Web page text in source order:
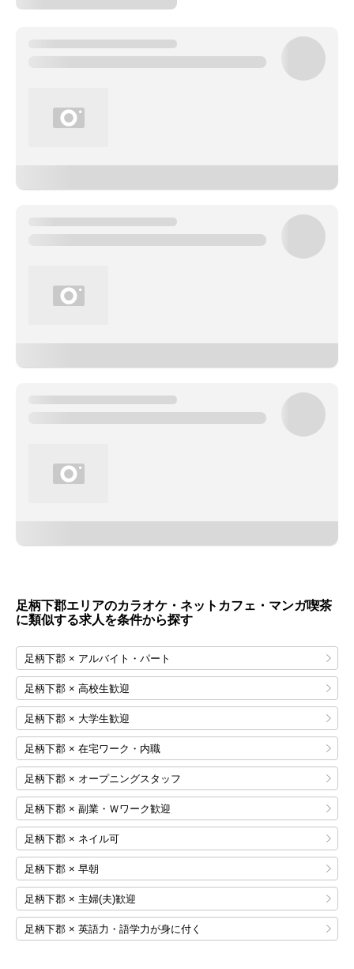
足柄下郡エリアのカラオケ・ネットカフェ・マンガ喫茶
に類似する求人を条件から探す
足柄下郡 × アルバイト・パート
足柄下郡 × 高校生歓迎
足柄下郡 × 大学生歓迎
足柄下郡 × 在宅ワーク・内職
足柄下郡 × オープニングスタッフ
足柄下郡 × 副業・Ｗワーク歓迎
足柄下郡 × ネイル可
足柄下郡 × 早朝
足柄下郡 × 主婦(夫)歓迎
足柄下郡 × 英語力・語学力が身に付く